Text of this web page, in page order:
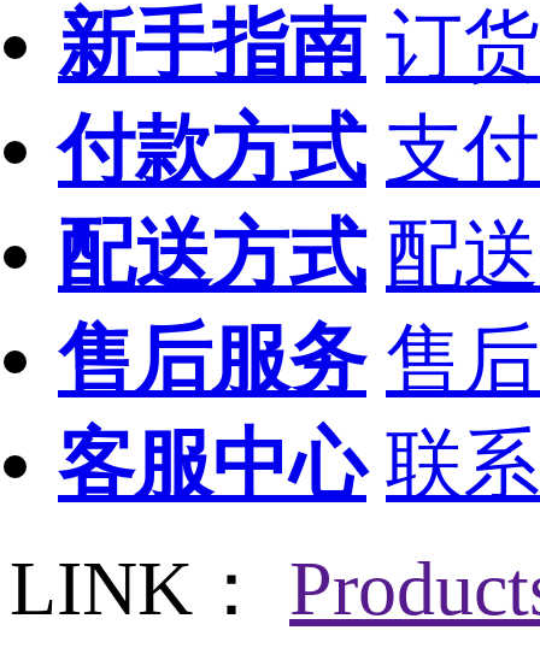
新手指南 订
付款方式 支
配送方式 配
售后服务 售
客服中心 联
LINK：